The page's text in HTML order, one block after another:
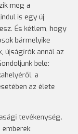
meg a
is egy új
És kétlem, hogy
bármelyike
újságírók annál az
bele:
a
az élete
tevékenység.